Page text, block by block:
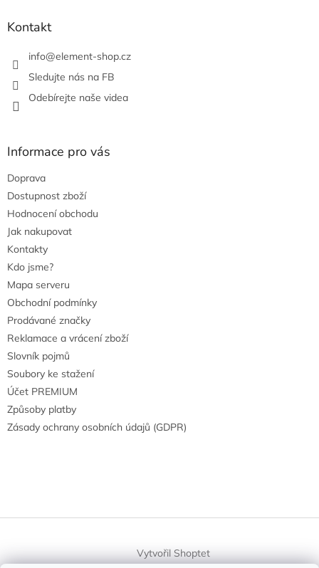
Kontakt
info@element-shop.cz
Sledujte nás na FB
Odebírejte naše videa
Informace pro vás
Doprava
Dostupnost zboží
Hodnocení obchodu
Jak nakupovat
Kontakty
Kdo jsme?
Mapa serveru
Obchodní podmínky
Prodávané značky
Reklamace a vrácení zboží
Slovník pojmů
Soubory ke stažení
Účet PREMIUM
Způsoby platby
Zásady ochrany osobních údajů (GDPR)
Vytvořil Shoptet